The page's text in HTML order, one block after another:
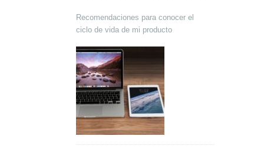
Recomendaciones para conocer el
ciclo de vida de mi producto